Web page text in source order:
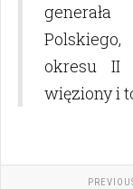
okresu II
więziony i